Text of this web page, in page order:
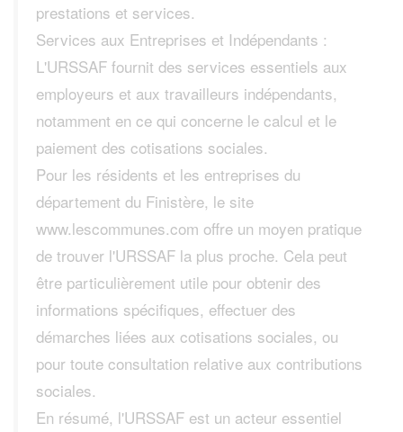
prestations et services.
Services aux Entreprises et Indépendants :
L'URSSAF fournit des services essentiels aux
employeurs et aux travailleurs indépendants,
notamment en ce qui concerne le calcul et le
paiement des cotisations sociales.
Pour les résidents et les entreprises du
département du Finistère, le site
www.lescommunes.com offre un moyen pratique
de trouver l'URSSAF la plus proche. Cela peut
être particulièrement utile pour obtenir des
informations spécifiques, effectuer des
démarches liées aux cotisations sociales, ou
pour toute consultation relative aux contributions
sociales.
En résumé, l'URSSAF est un acteur essentiel